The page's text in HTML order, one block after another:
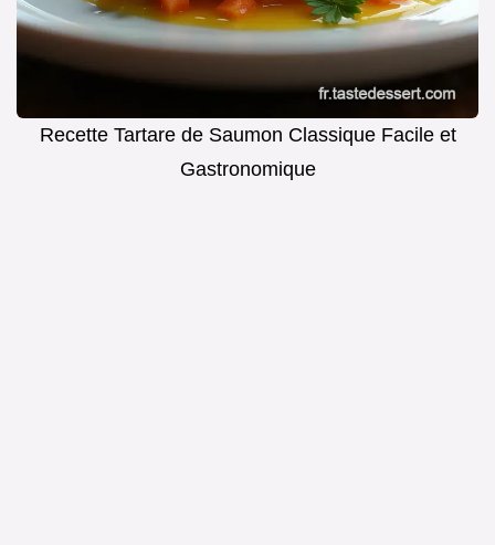
Recette Tartare de Saumon Classique Facile et
Gastronomique